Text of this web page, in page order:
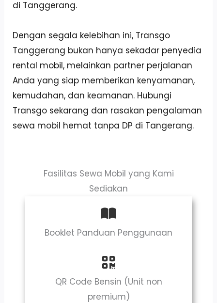
di Tanggerang.
Dengan segala kelebihan ini, Transgo
Tanggerang bukan hanya sekadar penyedia
rental mobil, melainkan partner perjalanan
Anda yang siap memberikan kenyamanan,
kemudahan, dan keamanan. Hubungi
Transgo sekarang dan rasakan pengalaman
sewa mobil hemat tanpa DP di Tangerang.
Fasilitas Sewa Mobil yang Kami
Sediakan
Booklet Panduan Penggunaan
QR Code Bensin (Unit non
premium)